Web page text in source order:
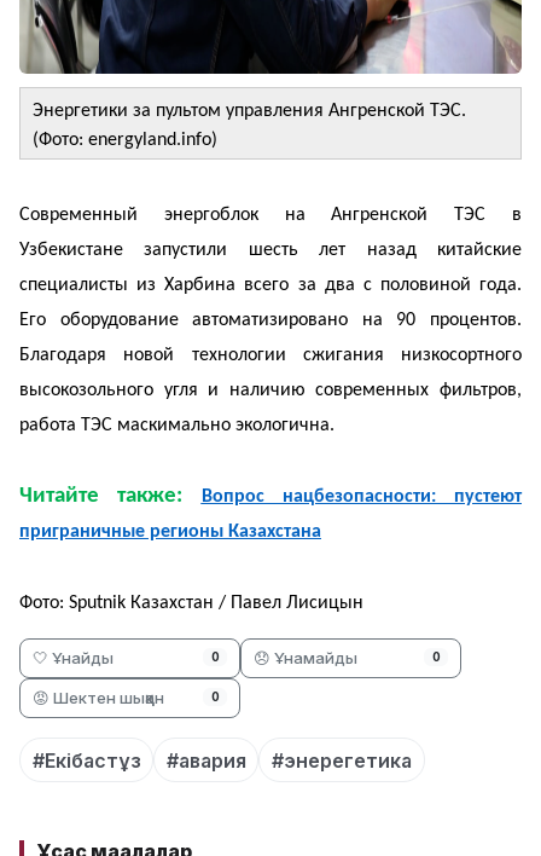
Энергетики за пультом управления Ангренской ТЭС.
(Фото: energyland.info)
Современный энергоблок на Ангренской ТЭС в
Узбекистане запустили шесть лет назад китайские
специалисты из Харбина всего за два с половиной года.
Его оборудование автоматизировано на 90 процентов.
Благодаря новой технологии сжигания низкосортного
высокозольного угля и наличию современных фильтров,
работа ТЭС маскимально экологична.
Читайте также:
Вопрос нацбезопасности: пустеют
приграничные регионы Казахстана
Фото: Sputnik Казахстан / Павел Лисицын
🤍 Ұнайды 0 😞 Ұнамайды 0
😡 Шектен шыққан 0
#Екібастұз #авария #энерегетика